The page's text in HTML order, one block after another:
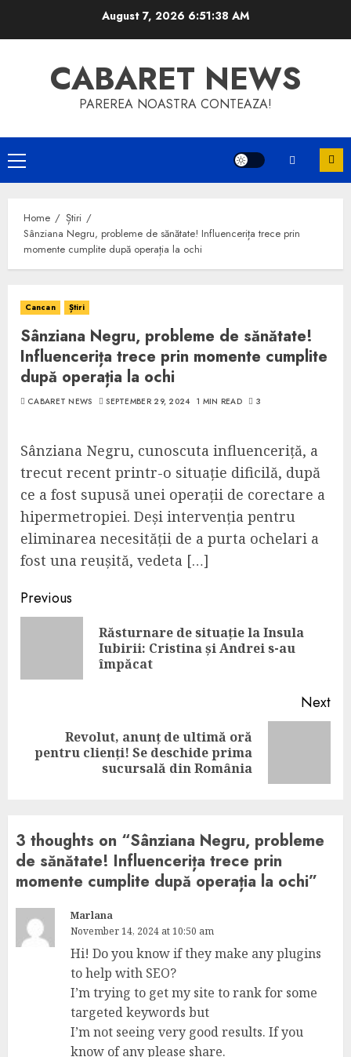
August 7, 2026 6:51:38 AM
CABARET NEWS
PAREREA NOASTRA CONTEAZA!
Primary
Menu
Home
Știri
Sânziana Negru, probleme de sănătate! Influencerița trece prin
momente cumplite după operația la ochi
Cancan Știri
Sânziana Negru, probleme de sănătate!
Influencerița trece prin momente cumplite
după operația la ochi
CABARET NEWS SEPTEMBER 29, 2024 1 MIN READ 3
Sânziana Negru, cunoscuta influenceriță, a
trecut recent printr-o situație dificilă, după
ce a fost supusă unei operații de corectare a
hipermetropiei. Deși intervenția pentru
eliminarea necesității de a purta ochelari a
fost una reușită, vedeta […]
Continue
Reading
Previous
Răsturnare de situație la Insula
Iubirii: Cristina și Andrei s-au
împăcat
Next
Next
Revolut, anunț de ultimă oră
pentru clienți! Se deschide prima
sucursală din România
3 thoughts on “Sânziana Negru, probleme
de sănătate! Influencerița trece prin
momente cumplite după operația la ochi”
Marlana
November 14, 2024 at 10:50 am
Hi! Do you know if they make any plugins
to help with SEO?
I’m trying to get my site to rank for some
targeted keywords but
I’m not seeing very good results. If you
know of any please share.